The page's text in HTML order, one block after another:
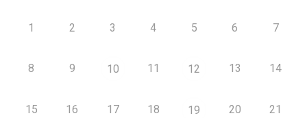
1 2 3 4 5 6 7
8 9 10 11 12 13 14
15 16 17 18 19 20 21